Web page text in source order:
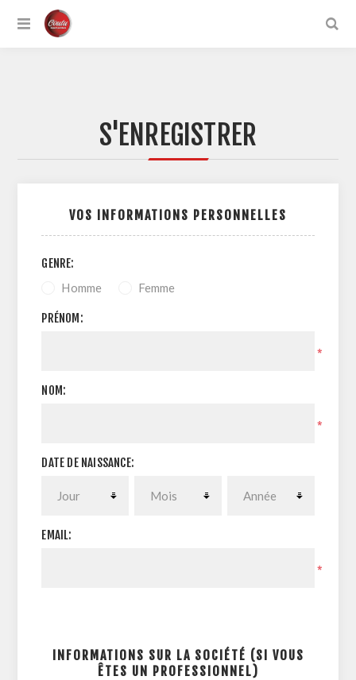
S'ENREGISTRER
VOS INFORMATIONS PERSONNELLES
GENRE:
Homme Femme
PRÉNOM:
*
NOM:
*
DATE DE NAISSANCE:
EMAIL:
*
INFORMATIONS SUR LA SOCIÉTÉ (SI VOUS
ÊTES UN PROFESSIONNEL)